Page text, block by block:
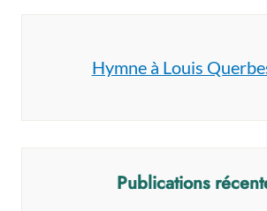
Hymne à Louis
Publications